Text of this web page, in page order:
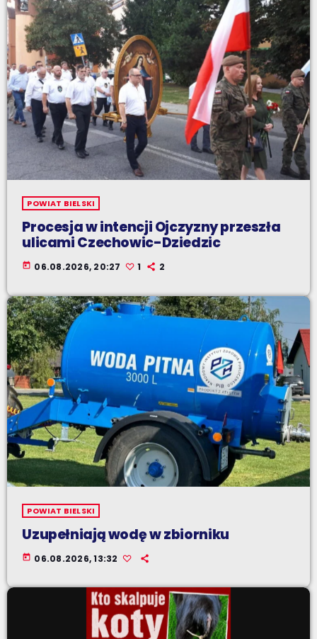
POWIAT BIELSKI
Procesja w intencji Ojczyzny przeszła
ulicami Czechowic-Dziedzic
today 06.08.2026, 20:27 1 2
POWIAT BIELSKI
Uzupełniają wodę w zbiorniku
today 06.08.2026, 13:32